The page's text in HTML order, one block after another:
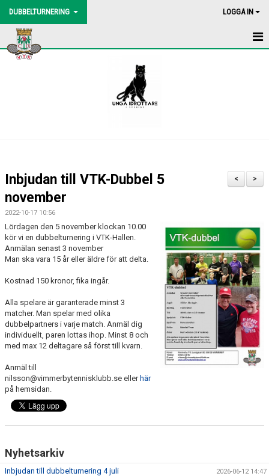
DUBBELTURNERING LOGGA IN
HEM
ANMÄLAN
>
<
Inbjudan till VTK-Dubbel 5
november
2022-10-17 10:56
Lördagen den 5 november klockan 10.00
kör vi en dubbelturnering i VTK-Hallen.
Anmälan senast 3 november
Man ska vara 15 år eller äldre för att delta.
Kostnad 150 kronor, fika ingår.
Alla spelare är garanterade minst 3
matcher. Man spelar med olika
dubbelpartners i varje match. Anmäl dig
individuellt, paren lottas ihop. Minst 8 och
med max 12 deltagare så först till kvarn.
Anmäl till
nilsson@vimmerbytennisklubb.se eller här
på hemsidan.
Nyhetsarkiv
Inbjudan till dubbelturnering 4 juli 2026-06-12 14:47